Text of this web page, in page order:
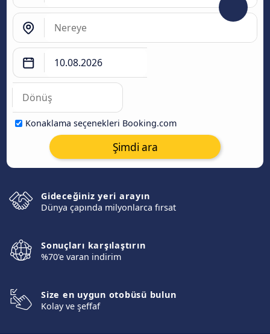
Konaklama seçenekleri Booking.com
Şimdi ara
Gideceğiniz yeri arayın
Dünya çapında milyonlarca fırsat
Sonuçları karşılaştırın
%70'e varan indirim
Size en uygun otobüsü bulun
Kolay ve şeffaf